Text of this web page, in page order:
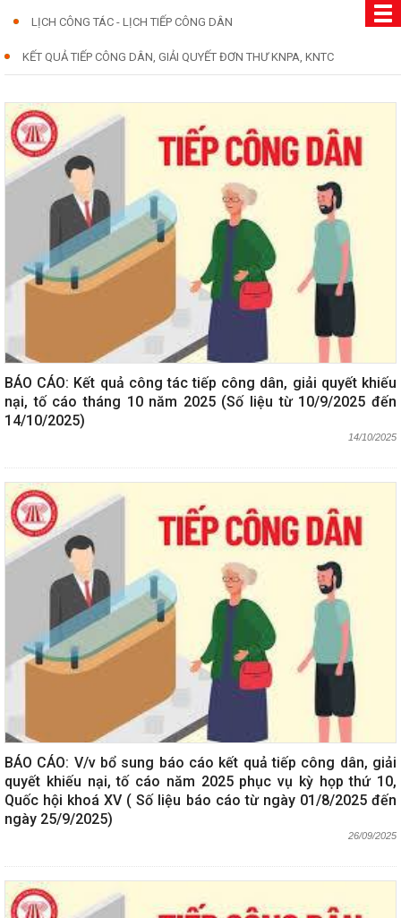
LỊCH CÔNG TÁC - LỊCH TIẾP CÔNG DÂN
KẾT QUẢ TIẾP CÔNG DÂN, GIẢI QUYẾT ĐƠN THƯ KNPA, KNTC
BÁO CÁO: Kết quả công tác tiếp công dân, giải quyết khiếu
nại, tố cáo tháng 10 năm 2025 (Số liệu từ 10/9/2025 đến
14/10/2025)
14/10/2025
BÁO CÁO: V/v bổ sung báo cáo kết quả tiếp công dân, giải
quyết khiếu nại, tố cáo năm 2025 phục vụ kỳ họp thứ 10,
Quốc hội khoá XV ( Số liệu báo cáo từ ngày 01/8/2025 đến
ngày 25/9/2025)
26/09/2025